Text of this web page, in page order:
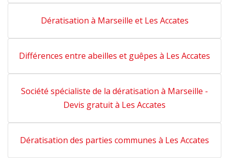
Dératisation à Marseille et Les Accates
Différences entre abeilles et guêpes à Les Accates
Société spécialiste de la dératisation à Marseille -
Devis gratuit à Les Accates
Dératisation des parties communes à Les Accates